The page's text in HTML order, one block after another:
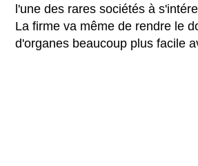
l'une des rares sociétés à
La firme va même de rendre le
d'organes beaucoup plus facile